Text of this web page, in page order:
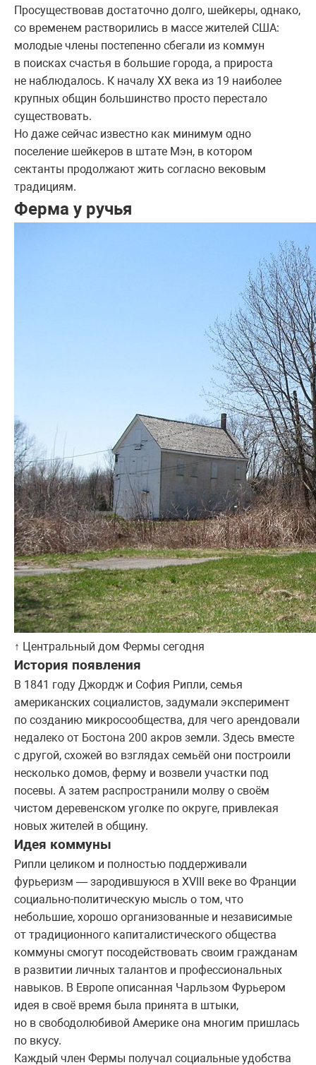
Просуществовав достаточно долго, шейкеры, однако,
со временем растворились в массе жителей США:
молодые члены постепенно сбегали из коммун
в поисках счастья в большие города, а прироста
не наблюдалось. К началу ХХ века из 19 наиболее
крупных общин большинство просто перестало
существовать.
Но даже сейчас известно как минимум одно
поселение шейкеров в штате Мэн, в котором
сектанты продолжают жить согласно вековым
традициям.
Ферма у ручья
↑ Центральный дом Фермы сегодня
История появления
В 1841 году Джордж и София Рипли, семья
американских социалистов, задумали эксперимент
по созданию микросообщества, для чего арендовали
недалеко от Бостона 200 акров земли. Здесь вместе
с другой, схожей во взглядах семьёй они построили
несколько домов, ферму и возвели участки под
посевы. А затем распространили молву о своём
чистом деревенском уголке по округе, привлекая
новых жителей в общину.
Идея коммуны
Рипли целиком и полностью поддерживали
фурьеризм — зародившуюся в XVIII веке во Франции
социально-политическую мысль о том, что
небольшие, хорошо организованные и независимые
от традиционного капиталистического общества
коммуны смогут посодействовать своим гражданам
в развитии личных талантов и профессиональных
навыков. В Европе описанная Чарльзом Фурьером
идея в своё время была принята в штыки,
но в свободолюбивой Америке она многим пришлась
по вкусу.
Каждый член Фермы получал социальные удобства